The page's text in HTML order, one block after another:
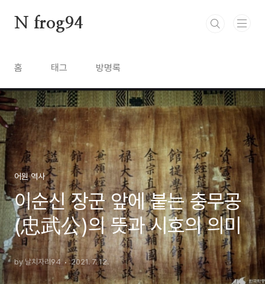
N frog94
홈 태그 방명록
어원 역사
이순신 장군 앞에 붙는 충무공
(忠武公)의 뜻과 시호의 의미
by 날치자리94 2021. 7. 12.